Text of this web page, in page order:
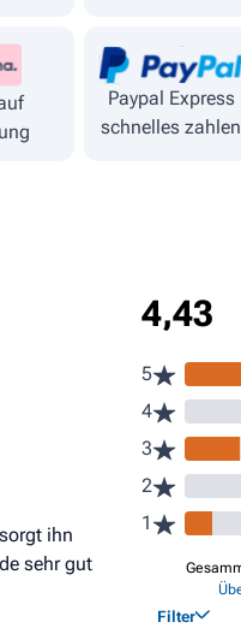
Paypal Express
schnelles zahlen
ihn
sehr gut